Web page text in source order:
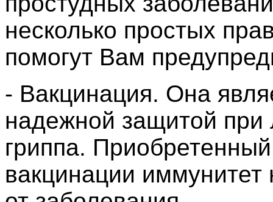
несколько простых
помогут Вам
- Вакцинация. Она
надежной защитой
гриппа. Приобретенный
вакцинации